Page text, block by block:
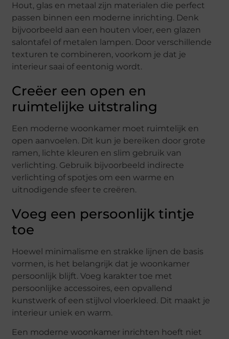
Hout, glas en metaal zijn materialen die perfect
passen binnen een moderne inrichting. Denk
bijvoorbeeld aan een houten vloer, een glazen
salontafel of metalen lampen. Door verschillende
texturen te combineren, voorkom je dat je
interieur saai of eentonig wordt.
Creëer een open en
ruimtelijke uitstraling
Een moderne woonkamer moet ruimtelijk en
open aanvoelen. Dit kun je bereiken door grote
ramen, lichte kleuren en slim gebruik van
verlichting. Gebruik bijvoorbeeld indirecte
verlichting of spotjes om een warme en
uitnodigende sfeer te creëren.
Voeg een persoonlijk tintje
toe
Hoewel minimalisme en strakke lijnen de basis
vormen, is het belangrijk dat je woonkamer
persoonlijk blijft. Voeg karakter toe met
persoonlijke accessoires, een opvallend
kunstwerk of een stijlvol vloerkleed. Dit maakt je
interieur uniek en warm.
Een moderne woonkamer inrichten hoeft niet